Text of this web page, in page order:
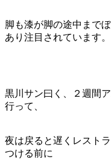
脚も漆が脚の途中まで
あり注目されています。
黒川サン曰く、２週間
行って、
夜は戻ると遅くレスト
つける前に